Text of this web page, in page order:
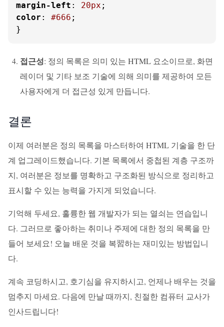
margin-left : 20px
color : #666 ;
}
접근성: 정의 목록은 의미 있는 HTML 요소이므로, 화면
레이더 및 기타 보조 기술에 의해 의미를 제공하여 모든
사용자에게 더 접근성 있게 만듭니다.
결론
이제 여러분은 정의 목록을 마스터하여 HTML 기술을 한 단
계 업그레이드했습니다. 기본 목록에서 중첩된 계층 구조까
지, 여러분은 정보를 명확하고 구조화된 방식으로 정리하고
표시할 수 있는 능력을 가지게 되었습니다.
기억해 두세요, 훌륭한 웹 개발자가 되는 열쇠는 연습입니
다. 그러므로 좋아하는 취미나 주제에 대한 정의 목록을 만
들어 보세요! 오늘 배운 것을 복習하는 재미있는 방법입니
다.
계속 코딩하시고, 호기심을 유지하시고, 언제나 배우는 것을
멈추지 마세요. 다음에 만날 때까지, 친절한 컴퓨터 교사가
인사드립니다!